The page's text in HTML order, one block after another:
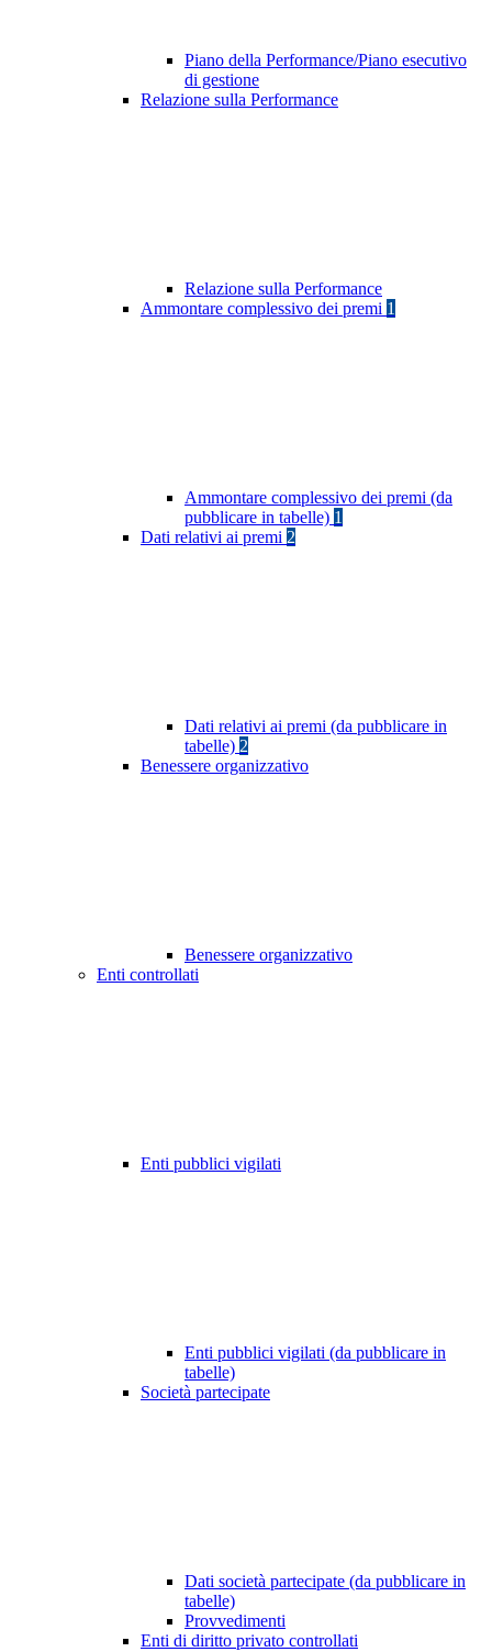
Piano della Performance/Piano esecutivo
di gestione
Relazione sulla Performance
Relazione sulla Performance
Ammontare complessivo dei premi 1
Ammontare complessivo dei premi (da
pubblicare in tabelle) 1
Dati relativi ai premi 2
Dati relativi ai premi (da pubblicare in
tabelle) 2
Benessere organizzativo
Benessere organizzativo
Enti controllati
Enti pubblici vigilati
Enti pubblici vigilati (da pubblicare in
tabelle)
Società partecipate
Dati società partecipate (da pubblicare in
tabelle)
Provvedimenti
Enti di diritto privato controllati